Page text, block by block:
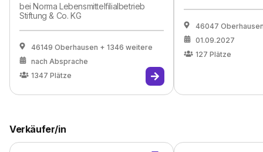
beiNorma Lebensmittelfilialbetrieb
Stiftung & Co. KG
46149 Oberhausen + 1346 weitere
nach Absprache
1347 Plätze
46047
01.09.2027
127 Plätze
Verkäufer/in